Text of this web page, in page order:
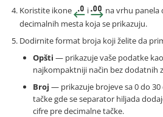
Koristite ikone
i
na vrhu panela
decimalnih mesta koja se prikazuju.
Dodirnite format broja koji želite da
Opšti — prikazuje vaše podatke
najkompaktniji način bez dodatnih
Broj — prikazuje brojeve sa 0 do
tačke gde se separator hiljada
cifre pre decimalne tačke.